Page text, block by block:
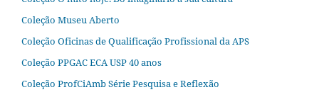
Coleção Museu Aberto
Coleção Oficinas de Qualificação Profissional da APS
Coleção PPGAC ECA USP 40 anos
Coleção ProfCiAmb Série Pesquisa e Reflexão